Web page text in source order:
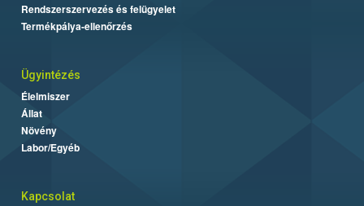
Rendszerszervezés és felügyelet
Termékpálya-ellenőrzés
Ügyintézés
Élelmiszer
Állat
Növény
Labor/Egyéb
Kapcsolat